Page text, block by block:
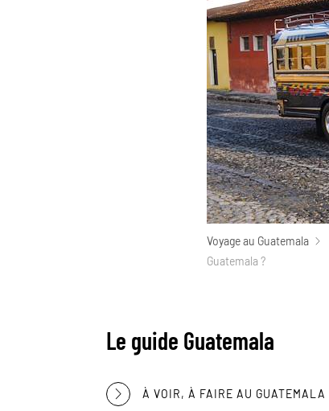
Voyage au Guatemala
Guatemala ?
Le guide Guatemala
À VOIR, À FAIRE AU GUATEMALA